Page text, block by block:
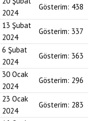
2024
Gösterim: 438
13 Şubat
2024
Gösterim: 337
6 Şubat
2024
Gösterim: 363
30 Ocak
2024
Gösterim: 296
23 Ocak
2024
Gösterim: 283